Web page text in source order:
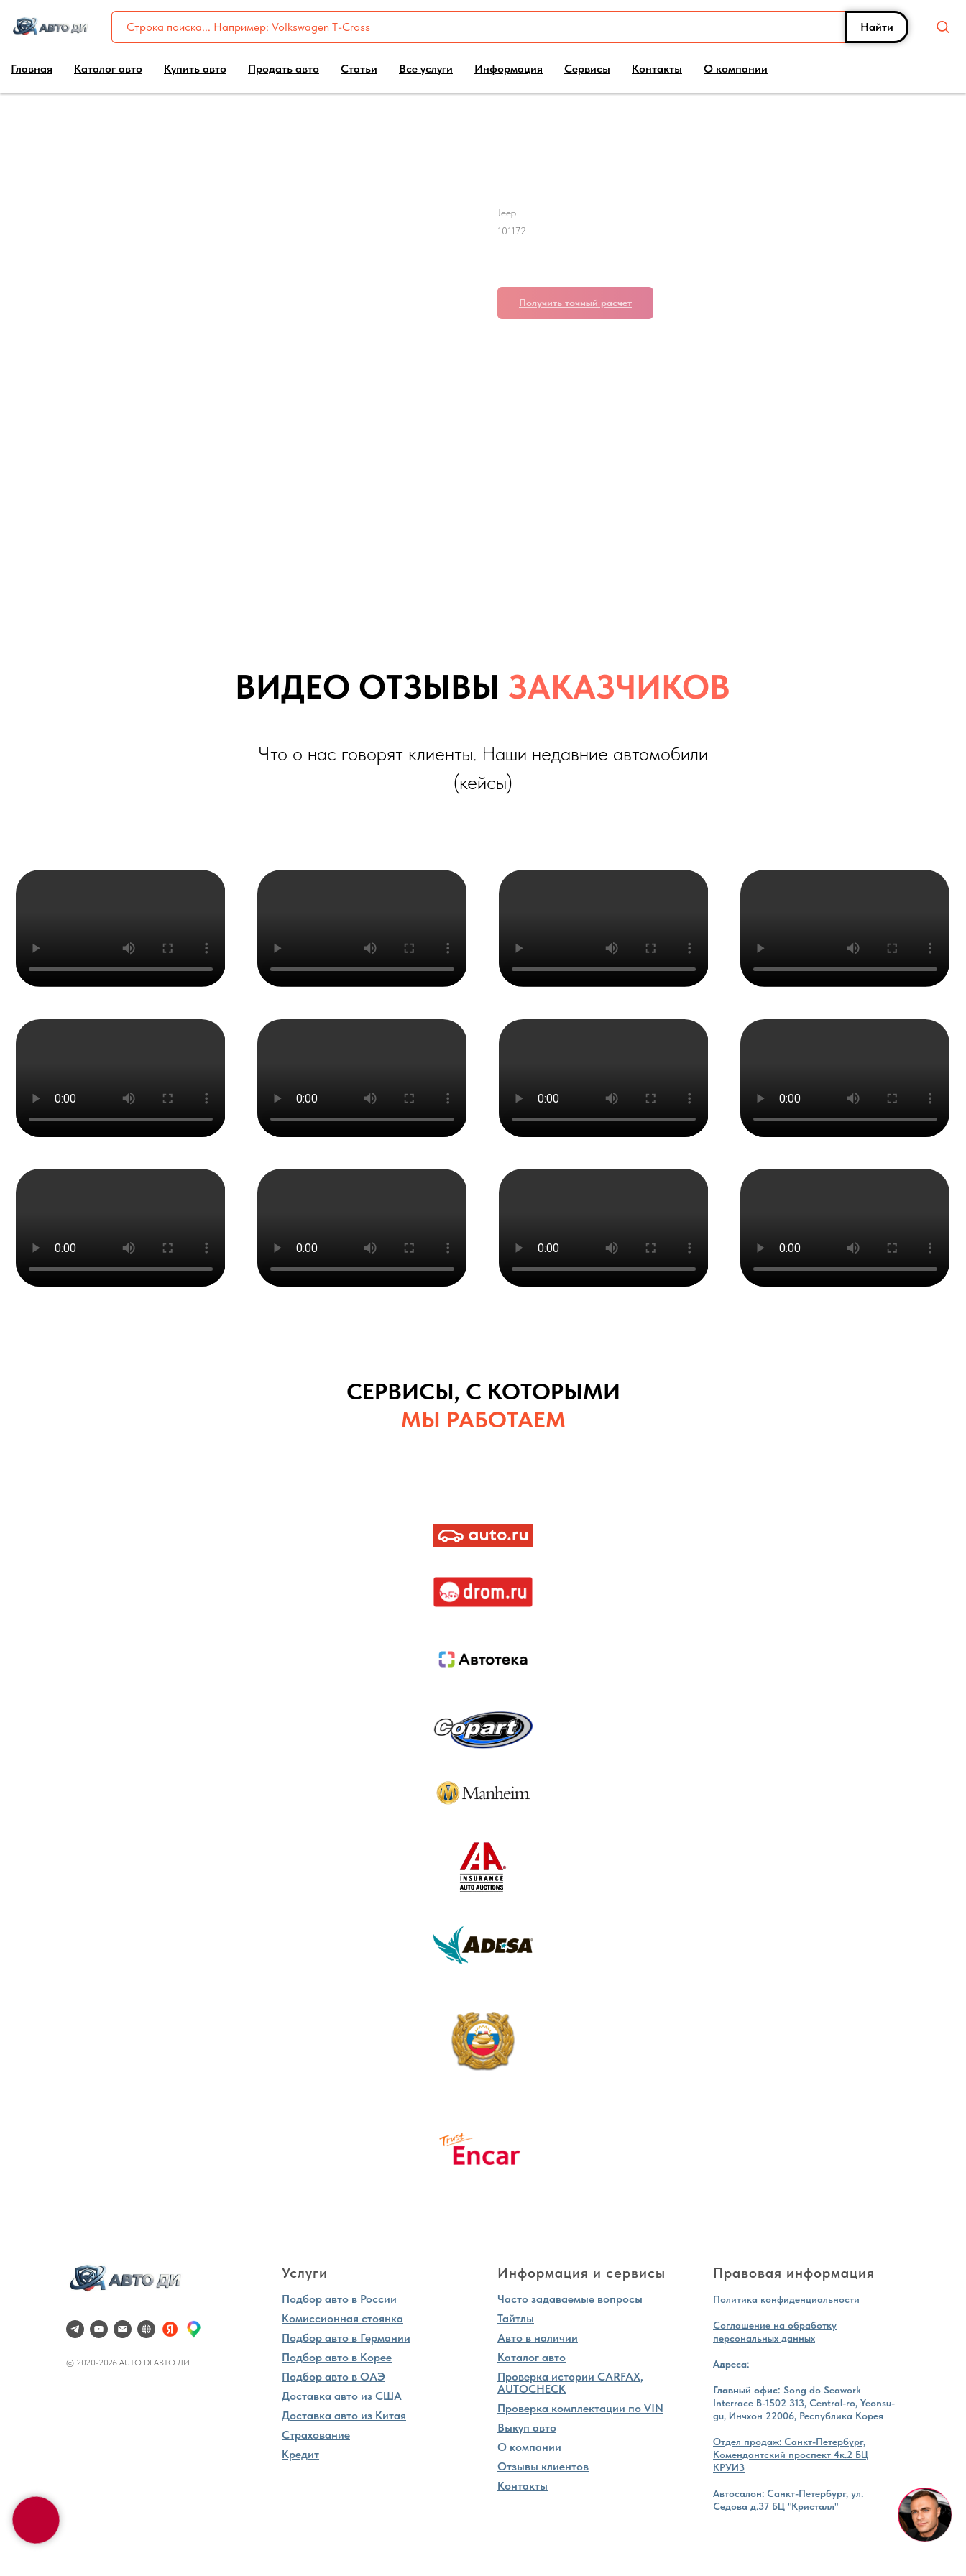
Найти
Главная Каталог авто Купить авто Продать авто Статьи Все услуги Информация Сервисы Контакты О компании
Jeep
101172
Получить точный расчет
Что о нас говорят клиенты. Наши недавние автомобили
(кейсы)
СЕРВИСЫ, С КОТОРЫМИ
МЫ РАБОТАЕМ
© 2020-2026 AUTO DI АВТО ДИ
Услуги
Подбор авто в России
Комиссионная стоянка
Подбор авто в Германии
Подбор авто в Корее
Подбор авто в ОАЭ
Доставка авто из США
Доставка авто из Китая
Страхование
Кредит
Информация и сервисы
Часто задаваемые вопросы
Тайтлы
Авто в наличии
Каталог авто
Проверка истории CARFAX,
AUTOCHECK
Проверка комплектации по VIN
Выкуп авто
О компании
Отзывы клиентов
Контакты
Правовая информация
Политика конфиденциальности
Соглашение на обработку
персональных данных
Адреса:
Главный офис: Song do Seawork
Interrace B-1502 313, Central-ro, Yeonsu-
gu, Инчхон 22006, Республика Корея
Отдел продаж: Санкт-Петербург,
Комендантский проспект 4к.2 БЦ
КРУИЗ
Автосалон: Санкт-Петербург, ул.
Седова д.37 БЦ "Кристалл"